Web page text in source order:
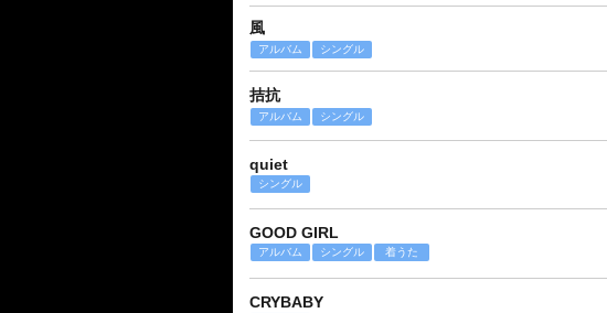
風
アルバム シングル
拮抗
アルバム シングル
quiet
シングル
GOOD GIRL
アルバム シングル 着うた
CRYBABY